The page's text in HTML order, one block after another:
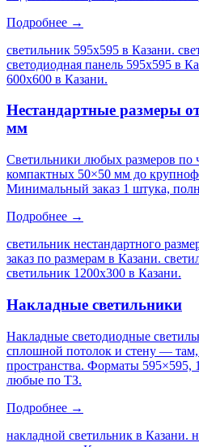
Подробнее →
светильник 595х595 в Казани.
светодиодная панель 595х595 в
600х600 в Казани.
Нестандартные размеры
мм
Светильники любых размеров по
компактных 50×50 мм до
Минимальный заказ 1 штука,
Подробнее →
светильник нестандартного
заказ по размерам в Казани.
светильник 1200х300 в Казани.
Накладные светильники
Накладные светодиодные
сплошной потолок и стену — там,
пространства. Форматы 595×595,
любые по ТЗ.
Подробнее →
накладной светильник в Казани.